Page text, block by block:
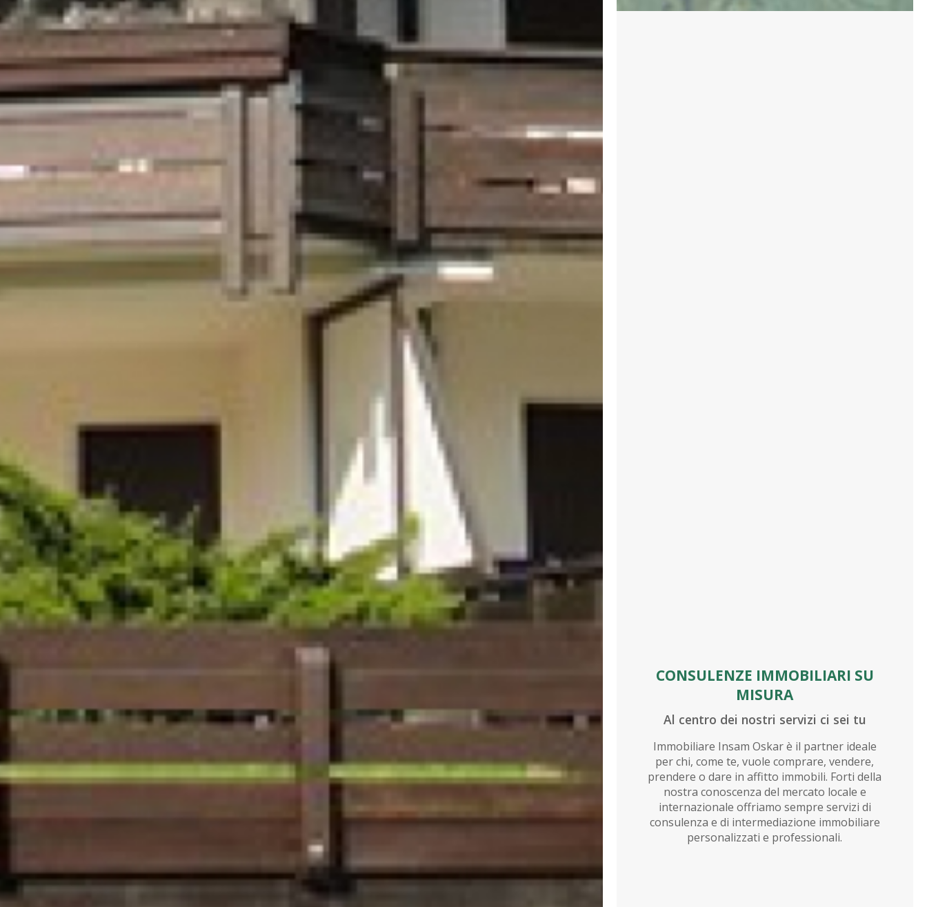
CONSULENZE IMMOBILIARI SU
MISURA
Al centro dei nostri servizi ci sei tu
Immobiliare Insam Oskar è il partner ideale
per chi, come te, vuole comprare, vendere,
prendere o dare in affitto immobili. Forti della
nostra conoscenza del mercato locale e
internazionale offriamo sempre servizi di
consulenza e di intermediazione immobiliare
personalizzati e professionali.